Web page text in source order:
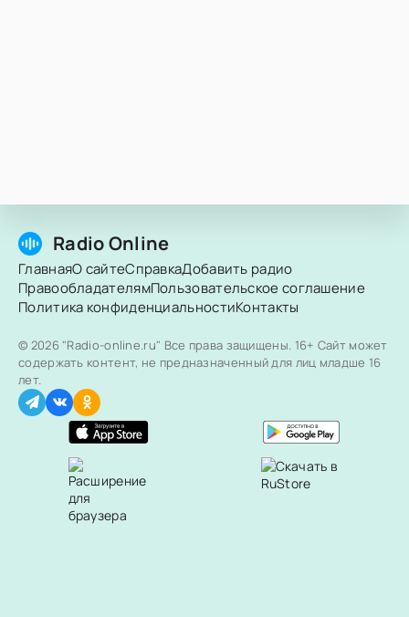
Radio Online
ГлавнаяО сайтеСправкаДобавить радио
ПравообладателямПользовательское соглашение
Политика конфиденциальностиКонтакты
© 2026 "Radio-online.ru" Все права защищены. 16+ Сайт может
содержать контент, не предназначенный для лиц младше 16
лет.